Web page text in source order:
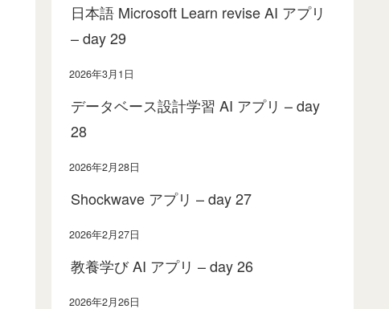
日本語 Microsoft Learn revise AI アプリ
– day 29
2026年3月1日
データベース設計学習 AI アプリ – day
28
2026年2月28日
Shockwave アプリ – day 27
2026年2月27日
教養学び AI アプリ – day 26
2026年2月26日